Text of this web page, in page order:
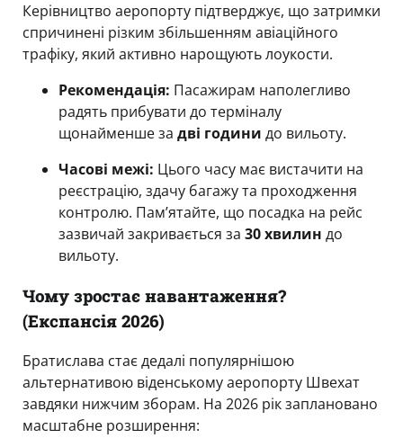
Керівництво аеропорту підтверджує, що затримки
спричинені різким збільшенням авіаційного
трафіку, який активно нарощують лоукости.
Рекомендація: Пасажирам наполегливо
радять прибувати до терміналу
щонайменше за дві години до вильоту.
Часові межі: Цього часу має вистачити на
реєстрацію, здачу багажу та проходження
контролю. Пам’ятайте, що посадка на рейс
зазвичай закривається за 30 хвилин до
вильоту.
Чому зростає навантаження?
(Експансія 2026)
Братислава стає дедалі популярнішою
альтернативою віденському аеропорту Швехат
завдяки нижчим зборам. На 2026 рік заплановано
масштабне розширення: